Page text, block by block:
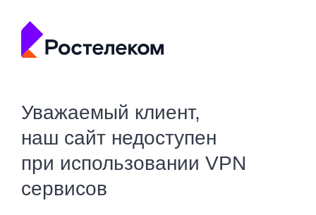
Уважаемый клиент,
наш сайт недоступен
при использовании VPN
сервисов